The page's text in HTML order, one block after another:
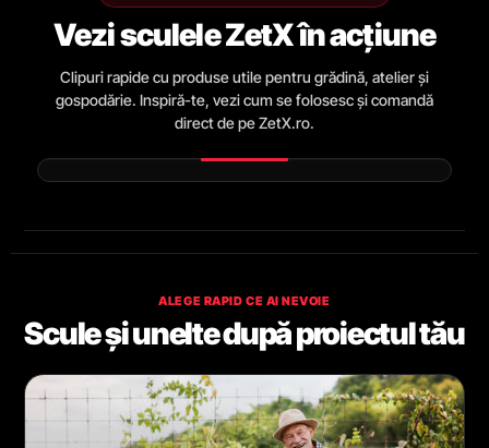
Vezi sculele ZetX în acțiune
Clipuri rapide cu produse utile pentru grădină, atelier și
gospodărie. Inspiră-te, vezi cum se folosesc și comandă
direct de pe ZetX.ro.
ALEGE RAPID CE AI NEVOIE
Scule și unelte după proiectul tău